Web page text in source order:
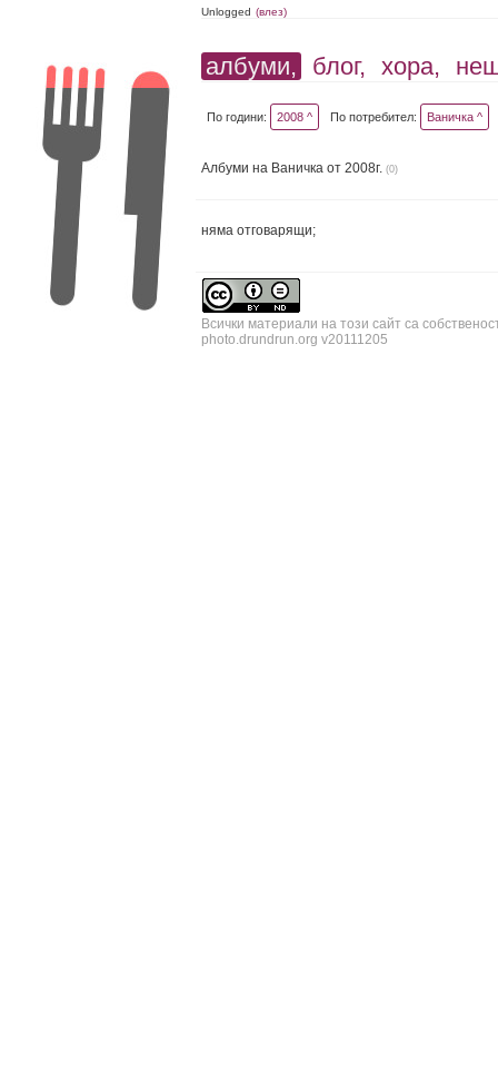
Unlogged (влез)
албуми, блог, хора,
По години: 2008 ^ По потребител: Ваничка ^
Албуми на Ваничка от 2008г. (0)
няма отговарящи;
Всички материали на този сайт са
photo.drundrun.org v20111205